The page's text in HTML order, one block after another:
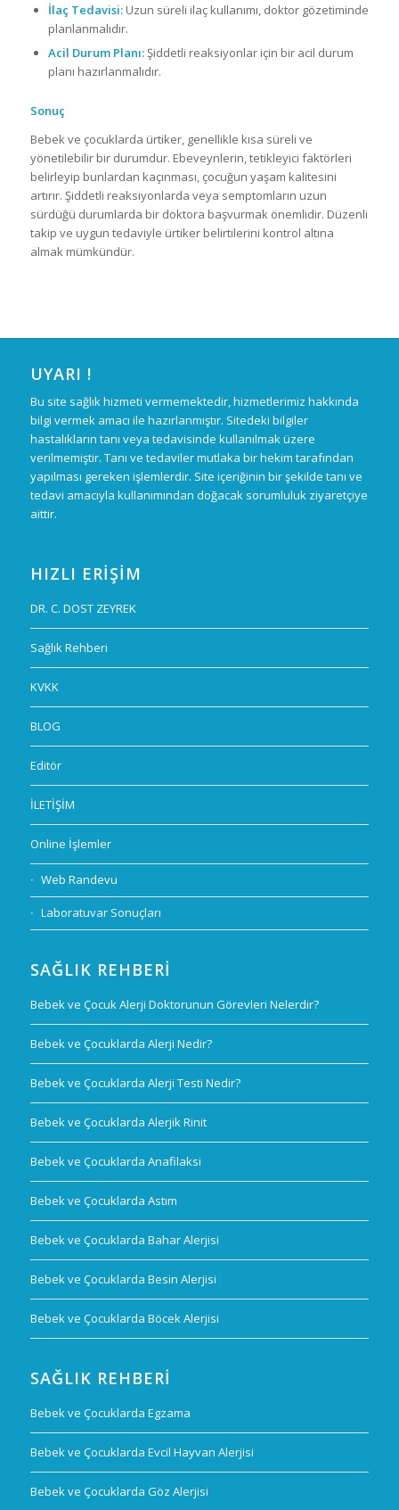
İlaç Tedavisi:Uzun süreli ilaç kullanımı, doktor gözetiminde
planlanmalıdır.
Acil Durum Planı:Şiddetli reaksiyonlar için bir acil durum
planı hazırlanmalıdır.
Sonuç
Bebek ve çocuklarda ürtiker, genellikle kısa süreli ve
yönetilebilir bir durumdur. Ebeveynlerin, tetikleyici faktörleri
belirleyip bunlardan kaçınması, çocuğun yaşam kalitesini
artırır. Şiddetli reaksiyonlarda veya semptomların uzun
sürdüğü durumlarda bir doktora başvurmak önemlidir. Düzenli
takip ve uygun tedaviyle ürtiker belirtilerini kontrol altına
almak mümkündür.
UYARI !
Bu site sağlık hizmeti vermemektedir, hizmetlerimiz hakkında
bilgi vermek amacı ile hazırlanmıştır. Sitedeki bilgiler
hastalıkların tanı veya tedavisinde kullanılmak üzere
verilmemiştir. Tanı ve tedaviler mutlaka bir hekim tarafından
yapılması gereken işlemlerdir. Site içeriğinin bir şekilde tanı ve
tedavi amacıyla kullanımından doğacak sorumluluk ziyaretçiye
aittir.
HIZLI ERIŞIM
DR. C. DOST ZEYREK
Sağlık Rehberi
KVKK
BLOG
Editör
İLETİŞİM
Online İşlemler
Web Randevu
Laboratuvar Sonuçları
SAĞLIK REHBERI
Bebek ve Çocuk Alerji Doktorunun Görevleri Nelerdir?
Bebek ve Çocuklarda Alerji Nedir?
Bebek ve Çocuklarda Alerji Testi Nedir?
Bebek ve Çocuklarda Alerjik Rinit
Bebek ve Çocuklarda Anafilaksi
Bebek ve Çocuklarda Astım
Bebek ve Çocuklarda Bahar Alerjisi
Bebek ve Çocuklarda Besin Alerjisi
Bebek ve Çocuklarda Böcek Alerjisi
SAĞLIK REHBERI
Bebek ve Çocuklarda Egzama
Bebek ve Çocuklarda Evcil Hayvan Alerjisi
Bebek ve Çocuklarda Göz Alerjisi